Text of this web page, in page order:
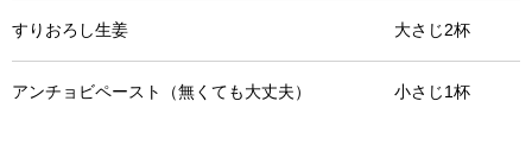
すりおろし生姜 大さじ2杯
アンチョビペースト（無くても大丈夫） 小さじ1杯